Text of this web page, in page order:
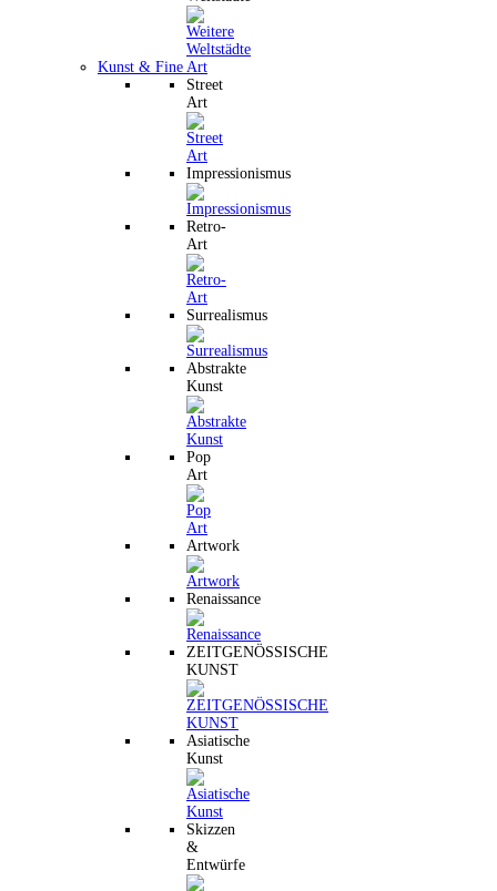
Kunst & Fine Art
Street
Art
Impressionismus
Retro-
Art
Surrealismus
Abstrakte
Kunst
Pop
Art
Artwork
Renaissance
ZEITGENÖSSISCHE
KUNST
Asiatische
Kunst
Skizzen
&
Entwürfe